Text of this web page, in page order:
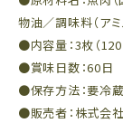
物油／調味料（アミ
●内容量：3枚（120
●賞味日数：60日
●保存方法：要冷蔵
●販売者：株式会